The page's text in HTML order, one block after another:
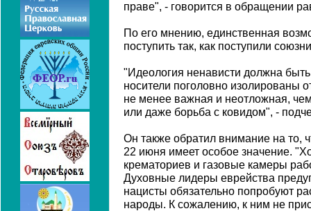
праве", - говорится в обращении
По его мнению, единственная
поступить так, как поступили
"Идеология ненависти должна
носители поголовно изолированы
не менее важная и неотложная,
или даже борьба с ковидом", -
Он также обратил внимание на то,
22 июня имеет особое значение.
крематориев и газовые камеры
Духовные лидеры еврейства
нацисты обязательно попробуют
народы. К сожалению, к ним не